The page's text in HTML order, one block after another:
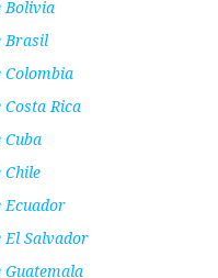
Bolivia
Brasil
Colombia
Rica
Cuba
Chile
Ecuador
El Salvador
Guatemala